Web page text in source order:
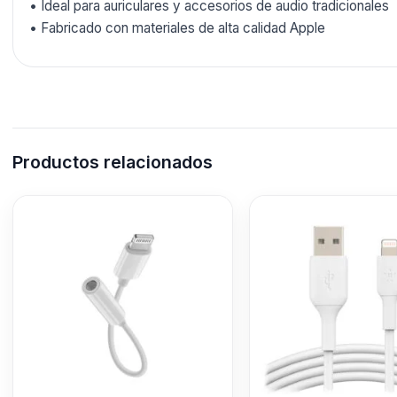
• Ideal para auriculares y accesorios de audio tradicionales
• Fabricado con materiales de alta calidad Apple
Productos relacionados